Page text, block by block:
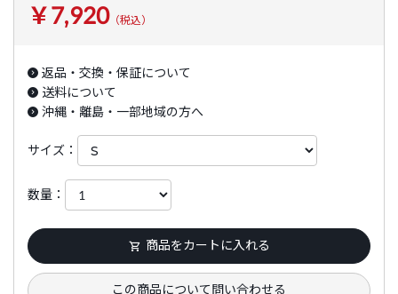
￥7,920（税込）
返品・交換・保証について
送料について
沖縄・離島・一部地域の方へ
サイズ：
数量：
商品をカートに入れる
この商品について問い合わせる